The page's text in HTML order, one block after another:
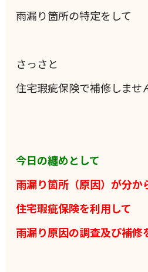
雨漏り箇所の特定をして
さっさと
住宅瑕疵保険で補修しませ
今日の纏めとして
雨漏り箇所（原因）が分か
住宅瑕疵保険を利用して
雨漏り原因の調査及び補修